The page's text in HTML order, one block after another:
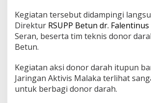
Kegiatan tersebut didampingi
Direktur RSUPP Betun dr. Falentinus
Seran, beserta tim teknis donor
Betun.
Kegiatan aksi donor darah itupun
Jaringan Aktivis Malaka terlihat
untuk berbagi donor darah.